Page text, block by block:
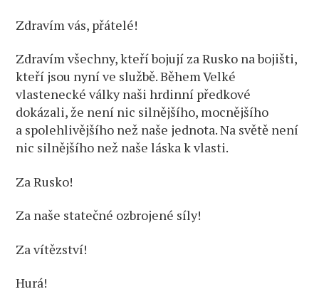
Zdravím vás, přátelé!
Zdravím všechny, kteří bojují za Rusko na bojišti,
kteří jsou nyní ve službě. Během Velké
vlastenecké války naši hrdinní předkové
dokázali, že není nic silnějšího, mocnějšího
a spolehlivějšího než naše jednota. Na světě není
nic silnějšího než naše láska k vlasti.
Za Rusko!
Za naše statečné ozbrojené síly!
Za vítězství!
Hurá!